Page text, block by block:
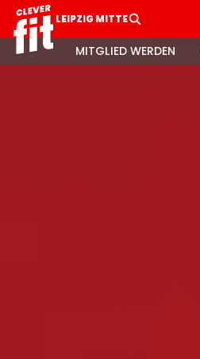
LEIPZIG MITTE
MITGLIED WERDEN